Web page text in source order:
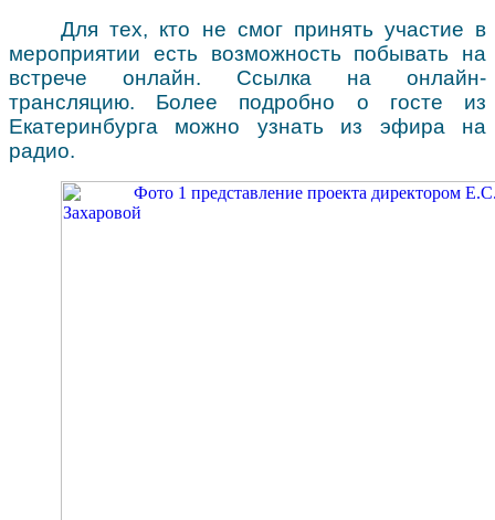
Для тех, кто не смог принять участие в
мероприятии есть возможность побывать на
встрече онлайн. Ссылка на онлайн-
трансляцию. Более подробно о госте из
Екатеринбурга можно узнать из эфира на
радио.